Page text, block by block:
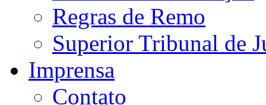
Regras de Remo
Superior Tribunal de
Imprensa
Contato